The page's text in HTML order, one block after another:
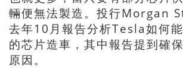
輛便無法製造。投行Morgan
去年10月報告分析Tesla如何
的芯片造車，其中報告提到確
原因。